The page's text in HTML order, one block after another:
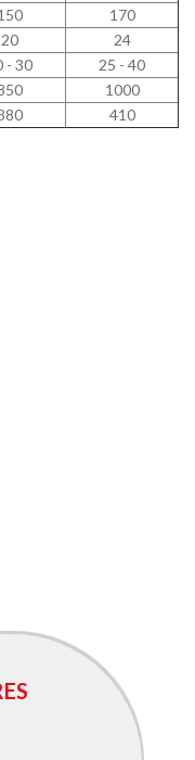
170
20
24
- 30
25 - 40
1000
410